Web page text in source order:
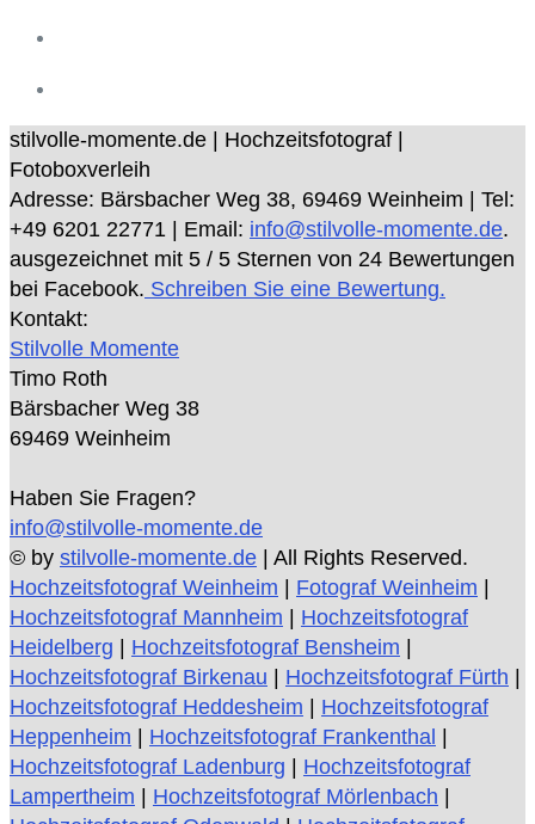
stilvolle-momente.de | Hochzeitsfotograf |
Fotoboxverleih
Adresse: Bärsbacher Weg 38, 69469 Weinheim | Tel:
+49 6201 22771 | Email: info@stilvolle-momente.de.
ausgezeichnet mit 5 / 5 Sternen von 24 Bewertungen
bei Facebook. Schreiben Sie eine Bewertung.
Kontakt:
Stilvolle Momente
Timo Roth
Bärsbacher Weg 38
69469 Weinheim
Haben Sie Fragen?
info@stilvolle-momente.de
© by stilvolle-momente.de | All Rights Reserved.
Hochzeitsfotograf Weinheim | Fotograf Weinheim |
Hochzeitsfotograf Mannheim | Hochzeitsfotograf
Heidelberg | Hochzeitsfotograf Bensheim |
Hochzeitsfotograf Birkenau | Hochzeitsfotograf Fürth |
Hochzeitsfotograf Heddesheim | Hochzeitsfotograf
Heppenheim | Hochzeitsfotograf Frankenthal |
Hochzeitsfotograf Ladenburg | Hochzeitsfotograf
Lampertheim | Hochzeitsfotograf Mörlenbach |